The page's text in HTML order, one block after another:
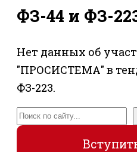
ФЗ-44 и ФЗ-
Нет данных об
"ПРОСИСТЕМА" в
ФЗ-223.
Поиск